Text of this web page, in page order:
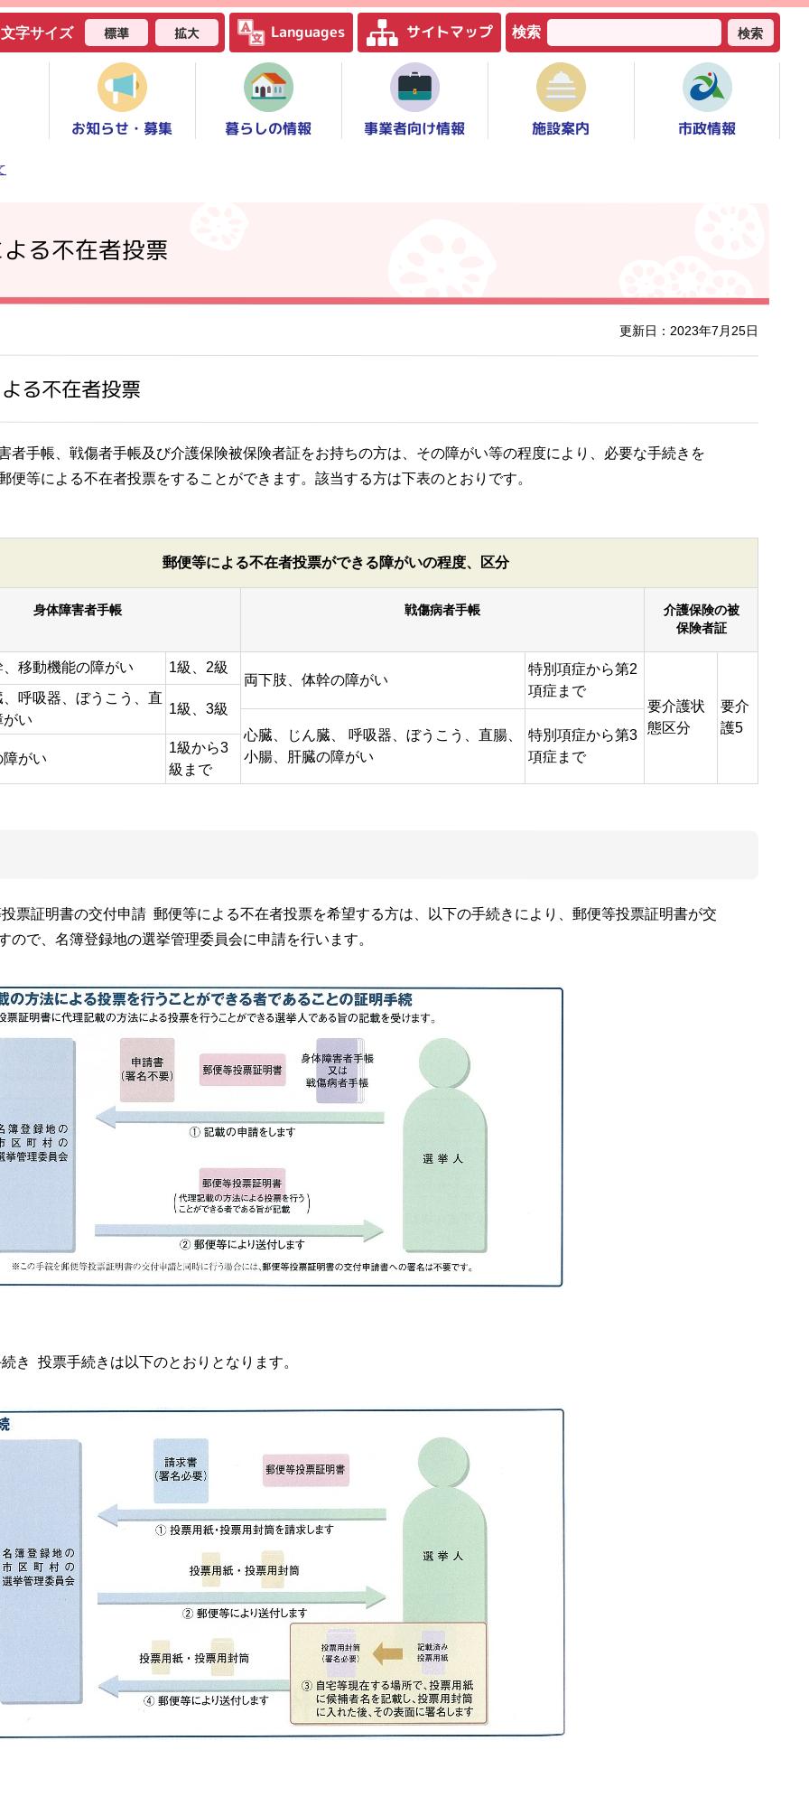
文字サイズ 標準 拡大 Languages サイトマップ 検索 検索
お知らせ・募集 暮らしの情報 事業者向け情報 施設案内 市政情報
る不在者投票
更新日：2023年7月25日
る不在者投票
手帳、戦傷者手帳及び介護保険被保険者証をお持ちの方は、その障がい等の程度により、必要な手続きを
便等による不在者投票をすることができます。該当する方は下表のとおりです。
郵便等による不在者投票ができる障がいの程度、区分
身体障害者手帳 戦傷病者手帳
介護保険の被
保険者証
移動機能の障がい
1級、2級
両下肢、体幹の障がい
特別項症から第2
項症まで
要介護状
態区分
要介
護5
呼吸器、ぼうこう、直
がい
1級、3級
心臓、じん臓、 呼吸器、ぼうこう、直腸、
小腸、肝臓の障がい
特別項症から第3
項症まで
がい
1級から3
級まで
票証明書の交付申請 郵便等による不在者投票を希望する方は、以下の手続きにより、郵便等投票証明書が交
ので、名簿登録地の選挙管理委員会に申請を行います。
き 投票手続きは以下のとおりとなります。